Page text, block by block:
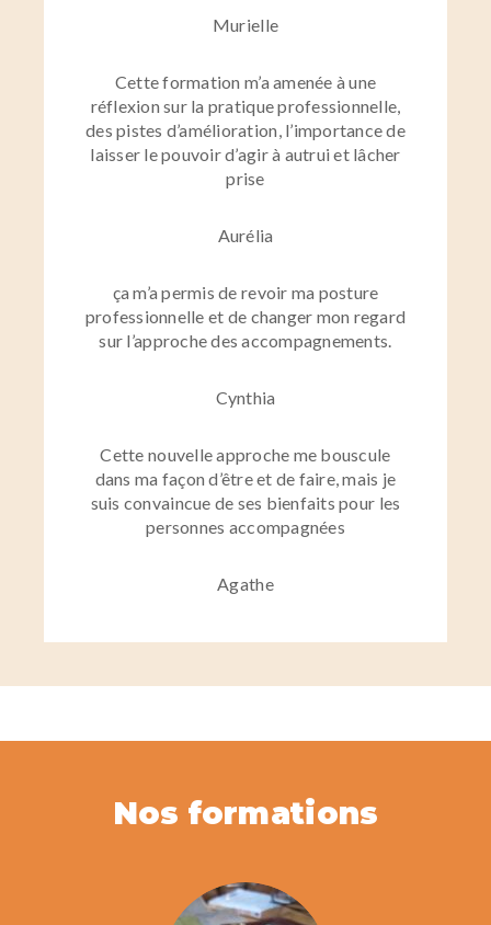
Murielle
Cette formation m’a amenée à une
réflexion sur la pratique professionnelle,
des pistes d’amélioration, l’importance de
laisser le pouvoir d’agir à autrui et lâcher
prise
Aurélia
ça m’a permis de revoir ma posture
professionnelle et de changer mon regard
sur l’approche des accompagnements.
Cynthia
Cette nouvelle approche me bouscule
dans ma façon d’être et de faire, mais je
suis convaincue de ses bienfaits pour les
personnes accompagnées
Agathe
Nos formations